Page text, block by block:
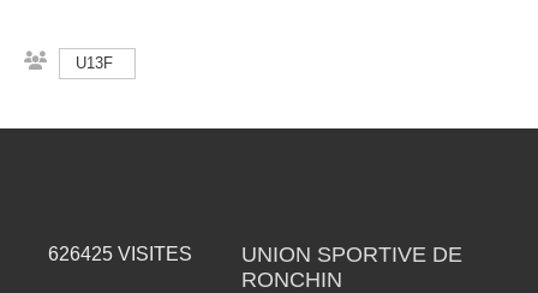
U13F
626425 VISITES
UNION SPORTIVE DE
RONCHIN